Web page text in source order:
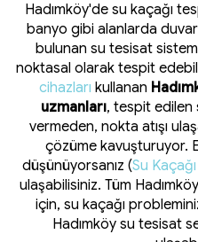
Hadımköy'de su kaçağı
banyo gibi alanlarda
bulunan su tesisat
noktasal olarak tespit
cihazları kullanan
uzmanları, tespit edilen
vermeden, nokta atışı
çözüme kavuşturuyor.
düşünüyorsanız (Su
ulaşabilisiniz. Tüm
için, su kaçağı
Hadımköy su tesisat